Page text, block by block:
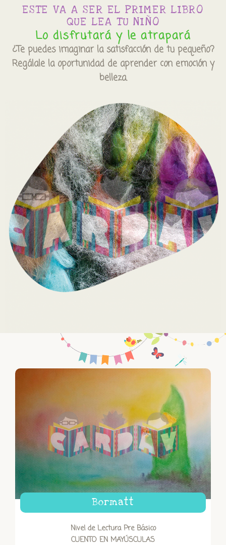
ESTE VA A SER EL PRIMER LIBRO
QUE LEA TU NIÑO
Lo disfrutará y le atrapará
¿Te puedes imaginar la satisfacción de tu pequeño?
Regálalela oportunidad de aprender con emoción y
belleza.
Bormatt
Nivel de Lectura Pre Básico
CUENTO EN MAYÚSCULAS